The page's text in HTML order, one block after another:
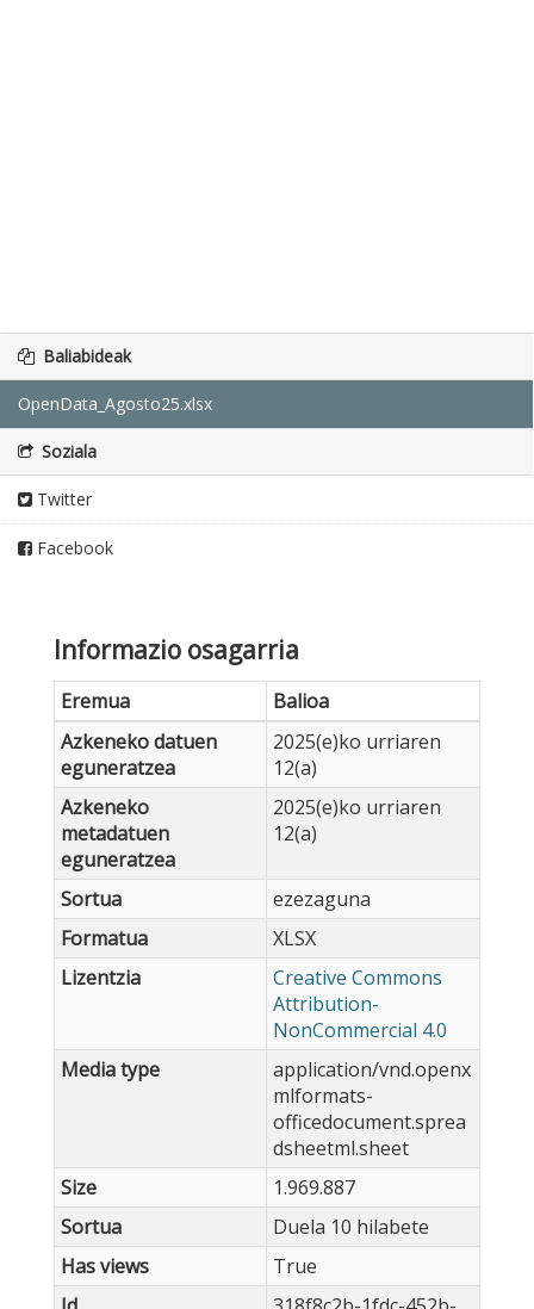
Baliabideak
OpenData_Agosto25.xlsx
Soziala
Twitter
Facebook
Informazio osagarria
Eremua
Balioa
Azkeneko datuen
eguneratzea
2025(e)ko urriaren
12(a)
Azkeneko
metadatuen
eguneratzea
2025(e)ko urriaren
12(a)
Sortua
ezezaguna
Formatua
XLSX
Lizentzia
Creative Commons
Attribution-
NonCommercial 4.0
Media type
application/vnd.openx
mlformats-
officedocument.sprea
dsheetml.sheet
Size
1.969.887
Sortua
Duela 10 hilabete
Has views
True